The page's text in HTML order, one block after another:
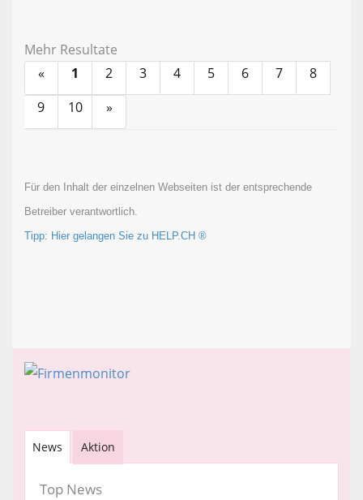
Mehr Resultate
«
1 2 3 4 5 6 7
8
9
10 »
Für den Inhalt der einzelnen Webseiten ist der entsprechende
Betreiber verantwortlich.
Tipp: Hier gelangen Sie zu HELP.CH ®
News Aktion
Top News